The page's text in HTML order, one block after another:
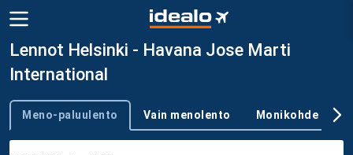
Lennot Helsinki - Havana Jose Marti
International
Trip type
Meno-paluulento Vain menolento Monikohde